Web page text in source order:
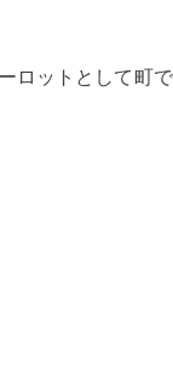
ロットとして町